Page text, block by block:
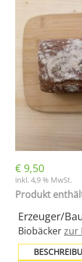
€ 9,50
inkl. 4,9 % MwSt.
Produkt
Erzeuger/
Biobäckerzur